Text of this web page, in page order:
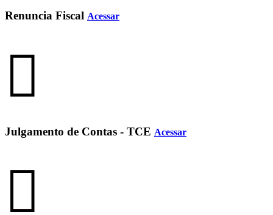
Renuncia Fiscal Acessar
Julgamento de Contas - TCE Acessar